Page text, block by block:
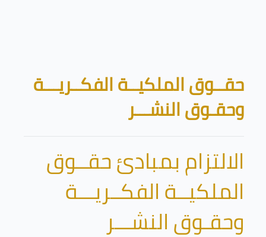
الكتل
حقــوق الملكيــة الفكــريـــة
وحقـوق النشـــر
الالتزام بمبادئ حقــوق
الملكيــة الفكــريـــة
وحقـوق النشـــر